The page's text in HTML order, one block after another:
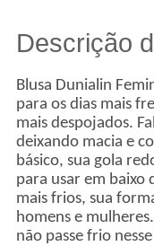
Descrição
Blusa Dunialin
para os dias mais
mais despojados.
deixando macia e
básico, sua gola
para usar em baixo
mais frios, sua
homens e
não passe frio